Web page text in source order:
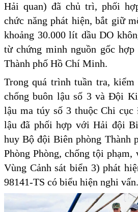
Hải quan) đã chủ trì, phối
chức năng phát hiện, bắt giữ
khoảng 30.000 lít dầu DO
từ chứng minh nguồn gốc hợp
Thành phố Hồ Chí Minh.
Trong quá trình tuần tra,
chống buôn lậu số 3 và Đội
lậu ma túy số 3 thuộc Chi cục
lậu đã phối hợp với Hải đội
huy Bộ đội Biên phòng Thành
Phòng Phòng, chống tội
Vùng Cảnh sát biển 3) phát
98141-TS có biểu hiện nghi vấn.